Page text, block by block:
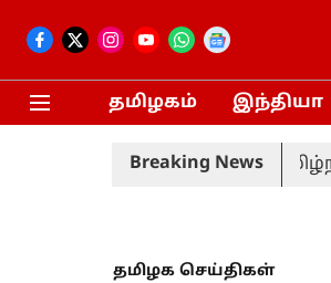
தமிழகம் இந்தியா
Breaking News
மாற்றியமைக்க தமிழ்நாடு
தமிழக செய்திகள்